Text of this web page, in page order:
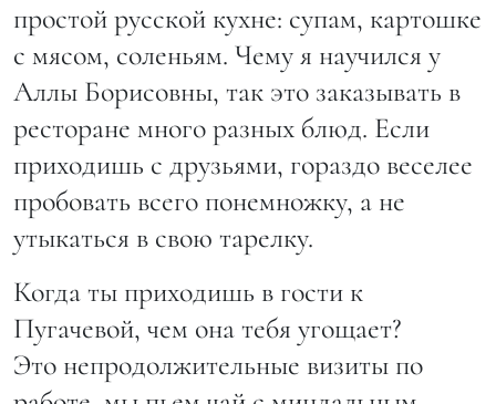
простой русской кухне: супам, картошке
с мясом, соленьям. Чему я научился у
Аллы Борисовны, так это заказывать в
ресторане много разных блюд. Если
приходишь с друзьями, гораздо веселее
пробовать всего понемножку, а не
утыкаться в свою тарелку.
Когда ты приходишь в гости к
Пугачевой, чем она тебя угощает?
Это непродолжительные визиты по